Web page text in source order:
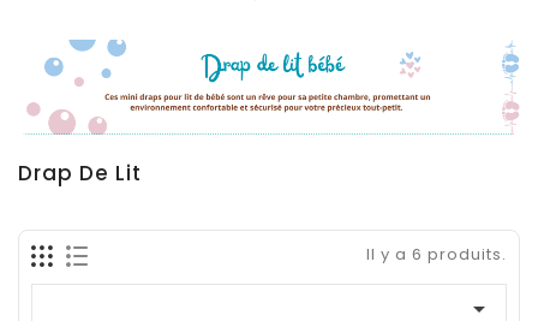
Drap De Lit
Il y a 6 produits.
